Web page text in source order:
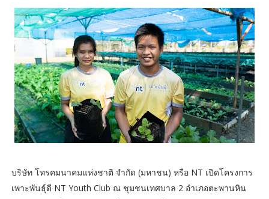
บริษัท โทรคมนาคมแห่งชาติ จำกัด (มหาชน) หรือ NT เปิดโครงการ
เพาะพันธุ์ดี NT Youth Club ณ ชุมชนเทศบาล 2 อำเภอตะพานหิน